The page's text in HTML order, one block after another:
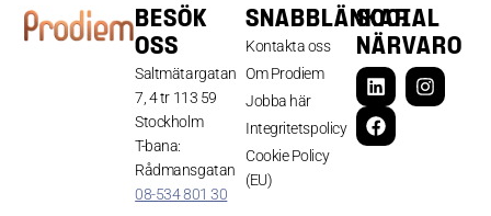
BESÖK
OSS
Saltmätargatan
7, 4 tr 113 59
Stockholm
T-bana:
Rådmansgatan
08-534 801 30
SNABBLÄNKAR
Kontakta oss
Om Prodiem
Jobba här
Integritetspolicy
Cookie Policy
(EU)
SOCIAL
NÄRVARO